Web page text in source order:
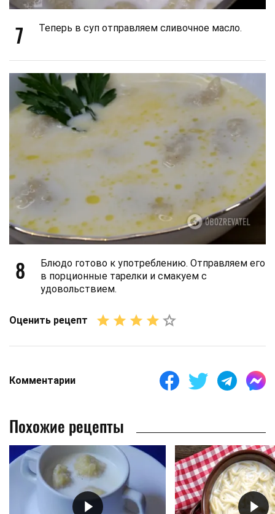
7 Теперь в суп отправляем сливочное масло.
8
Блюдо готово к употреблению. Отправляем его
в порционные тарелки и смакуем с
удовольствием.
Оценить рецепт
Комментарии
Похожие рецепты